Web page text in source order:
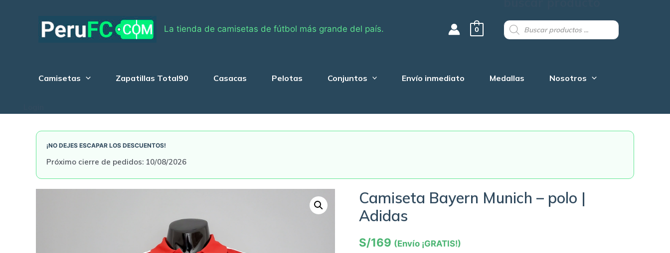
La tienda de camisetas de fútbol más grande del país. 0
Products
search
Camisetas Zapatillas Total90 Casacas Pelotas Conjuntos Envío inmediato Medallas Nosotros
¡NO DEJES ESCAPAR LOS DESCUENTOS!
Próximo cierre de pedidos: 10/08/2026
Camiseta Bayern Munich – polo |
Adidas
S/169 (Envío ¡GRATIS!)